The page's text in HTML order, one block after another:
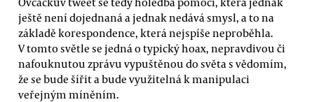
ještě není dojednaná a jednak nedává smysl, a to na
základě korespondence, která nejspíše neproběhla.
V tomto světle se jedná o typický hoax, nepravdivou či
nafouknutou zprávu vypuštěnou do světa s vědomím,
že se bude šířit a bude využitelná k manipulaci
veřejným míněním.